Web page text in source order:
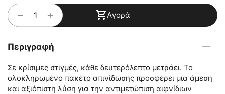
+
− Αγορά
Περιγραφή
Σε κρίσιμες στιγμές, κάθε δευτερόλεπτο μετράει. Το
ολοκληρωμένο πακέτο απινίδωσης προσφέρει μια άμεση
και αξιόπιστη λύση για την αντιμετώπιση αιφνίδιων